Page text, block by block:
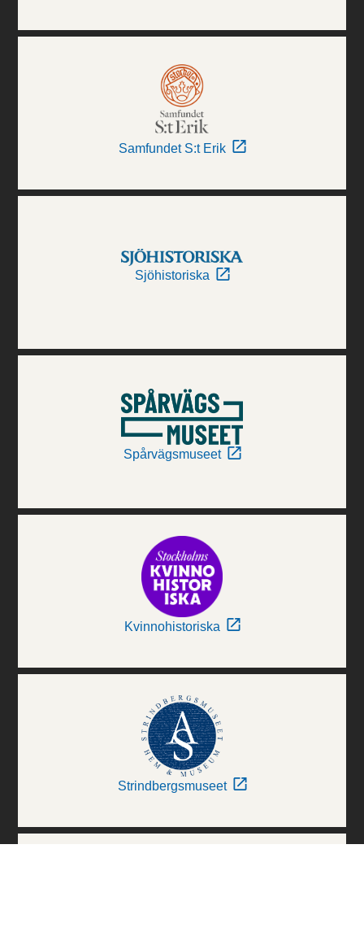
Samfundet S:t Erik
Sjöhistoriska
Spårvägsmuseet
Kvinnohistoriska
Strindbergsmuseet